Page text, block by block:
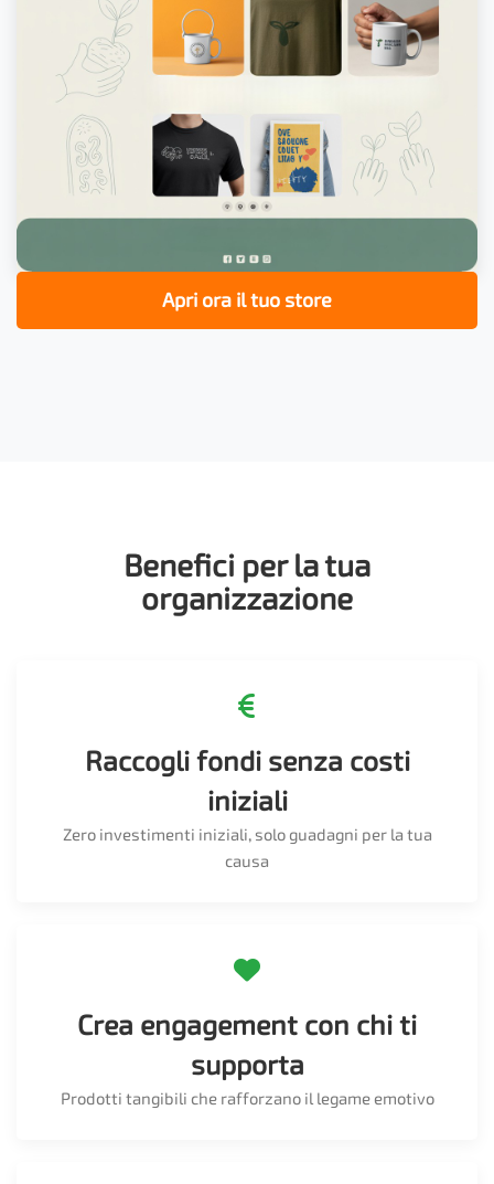
Apri ora il tuo store
Benefici per la tua
organizzazione
Raccogli fondi senza costi
iniziali
Zero investimenti iniziali, solo guadagni per la tua
causa
Crea engagement con chi ti
supporta
Prodotti tangibili che rafforzano il legame emotivo